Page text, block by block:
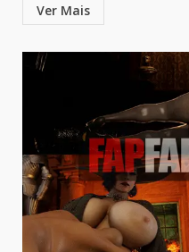
Ver Mais